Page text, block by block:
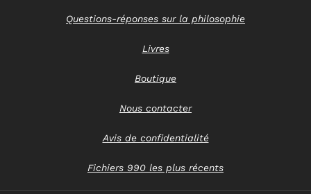
Questions-réponses sur la philosophie
Livres
Boutique
Nous contacter
Avis de confidentialité
Fichiers 990 les plus récents